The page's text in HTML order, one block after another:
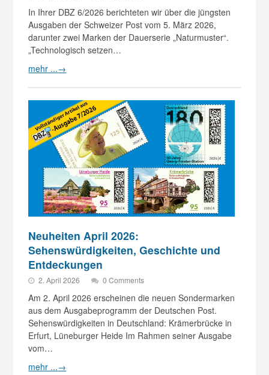
In Ihrer DBZ 6/2026 berichteten wir über die jüngsten
Ausgaben der Schweizer Post vom 5. März 2026,
darunter zwei Marken der Dauerserie „Naturmuster“.
„Technologisch setzen…
mehr ...→
Neuheiten April 2026:
Sehenswürdigkeiten, Geschichte und
Entdeckungen
2. April 2026 0 Comments
Am 2. April 2026 erscheinen die neuen Sondermarken
aus dem Ausgabeprogramm der Deutschen Post.
Sehenswürdigkeiten in Deutschland: Krämerbrücke in
Erfurt, Lüneburger Heide Im Rahmen seiner Ausgabe
vom…
mehr ...→